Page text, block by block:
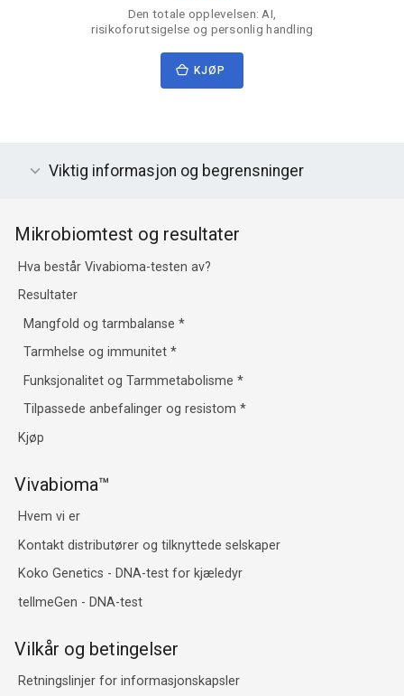
Den totale opplevelsen: AI,
risikoforutsigelse og personlig handling
KJØP
Viktig informasjon og begrensninger
Mikrobiomtest og resultater
Hva består Vivabioma-testen av?
Resultater
Mangfold og tarmbalanse*
Tarmhelse og immunitet*
Funksjonalitet og Tarmmetabolisme*
Tilpassede anbefalinger og resistom*
Kjøp
Vivabioma™
Hvem vi er
Kontakt distributører og tilknyttede selskaper
Koko Genetics - DNA-test for kjæledyr
tellmeGen - DNA-test
Vilkår og betingelser
Retningslinjer for informasjonskapsler